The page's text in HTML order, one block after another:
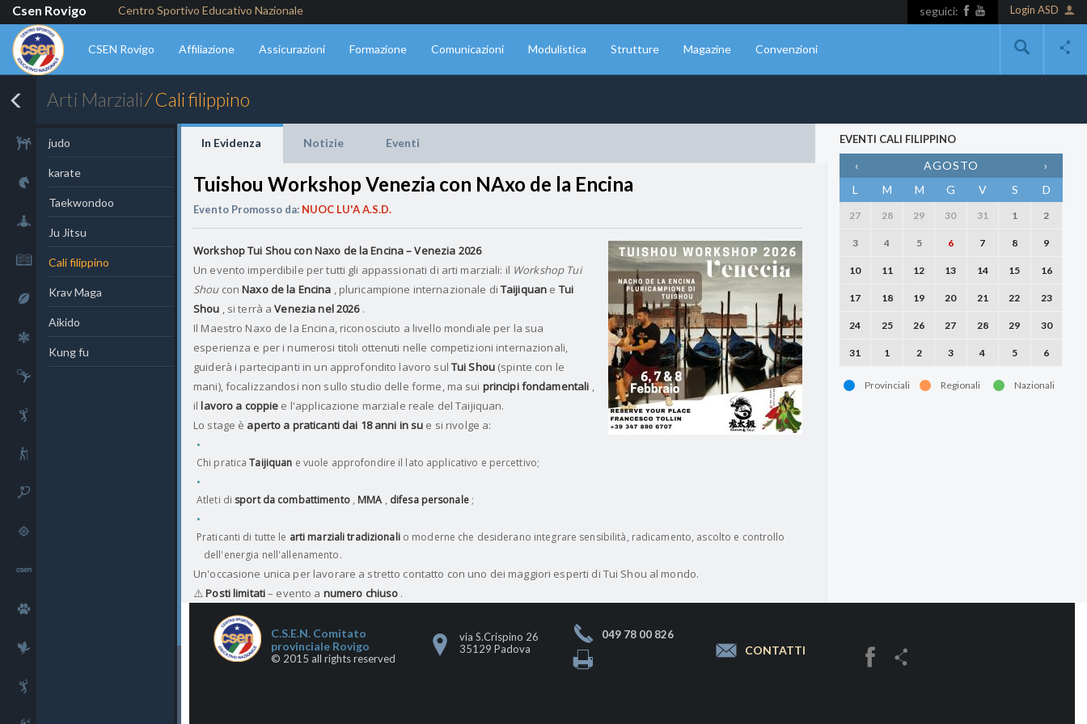
Csen Rovigo Centro Sportivo Educativo Nazionale Login ASD
seguici:
CSEN Rovigo Affiliazione Assicurazioni Formazione Comunicazioni Modulistica Strutture Magazine Convenzioni
Arti Marziali⁄ Cali filippino
Combattimento
Equitazione
Sport fluviali
Cultura
Rugby
Sport invernali
judo
karate
Taekwondoo
Ju Jitsu
Cali filippino
Krav Maga
Aikido
Kung fu
In Evidenza Notizie Eventi
Tuishou Workshop Venezia con NAxo de la Encina
Evento Promosso da: NUOC LU'A A.S.D.
Workshop Tui Shou con Naxo de la Encina – Venezia 2026
Un evento imperdibile per tutti gli appassionati di arti marziali: il Workshop Tui
ShouconNaxo de la Encina , pluricampione internazionale di Taijiquan e Tui
Shou , si terrà aVenezia nel 2026.
Il Maestro Naxo de la Encina, riconosciuto a livello mondiale per la sua
esperienza e per i numerosi titoli ottenuti nelle competizioni internazionali,
guiderà i partecipanti in un approfondito lavoro sul Tui Shou(spinte con le
mani), focalizzandosi non sullo studio delle forme, ma sui principi fondamentali ,
illavoro a coppie e l'applicazione marziale reale del Taijiquan.
Lo stage è aperto a praticanti dai 18 anni in su e si rivolge a:
Chi praticaTaijiquan e vuole approfondire il lato applicativo e percettivo;
Atleti di sport da combattimento, MMA , difesa personale;
Praticanti di tutte le arti marziali tradizionalio moderne che desiderano integrare sensibilità, radicamento, ascolto e controllo
dell'energia nell'allenamento.
Un'occasione unica per lavorare a stretto contatto con uno dei maggiori esperti di Tui Shou al mondo.
⚠️Posti limitati– evento a numero chiuso .
EVENTI CALI FILIPPINO
‹ AGOSTO
›
L
M M G V S D
27 28 29 30 31 1 2
3 4 5 6 7 8 9
10 11 12 13 14 15 16
17 18 19 20 21 22 23
24 25 26 27 28 29 30
31 1 2 3 4 5 6
Provinciali Regionali Nazionali
C.S.E.N. Comitato
provinciale Rovigo
© 2015 all rights reserved
via S.Crispino 26
35129 Padova
049 78 00 826
CONTATTI